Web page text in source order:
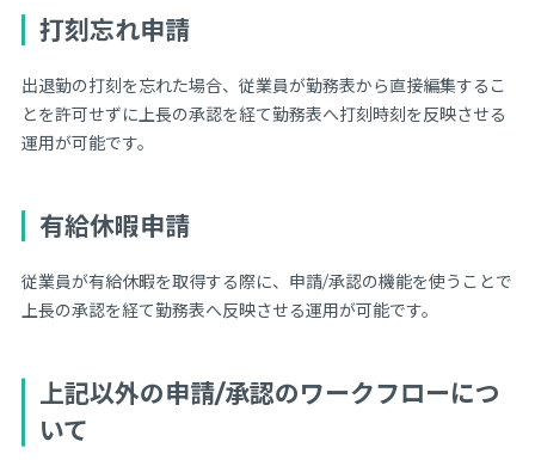
打刻忘れ申請
出退勤の打刻を忘れた場合、従業員が勤務表から直接編集するこ
とを許可せずに上長の承認を経て勤務表へ打刻時刻を反映させる
運用が可能です。
有給休暇申請
従業員が有給休暇を取得する際に、申請/承認の機能を使うことで
上長の承認を経て勤務表へ反映させる運用が可能です。
上記以外の申請/承認のワークフローにつ
いて